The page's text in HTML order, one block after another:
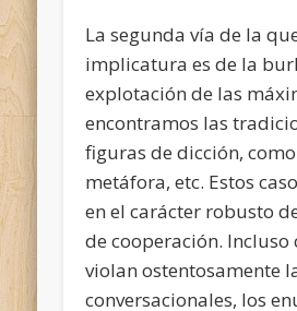
La segunda vía de la
implicatura es de la
explotación de las
encontramos las
figuras de dicción,
metáfora, etc. Estos
en el carácter robusto
de cooperación. Incluso
violan ostentosamente
conversacionales, los